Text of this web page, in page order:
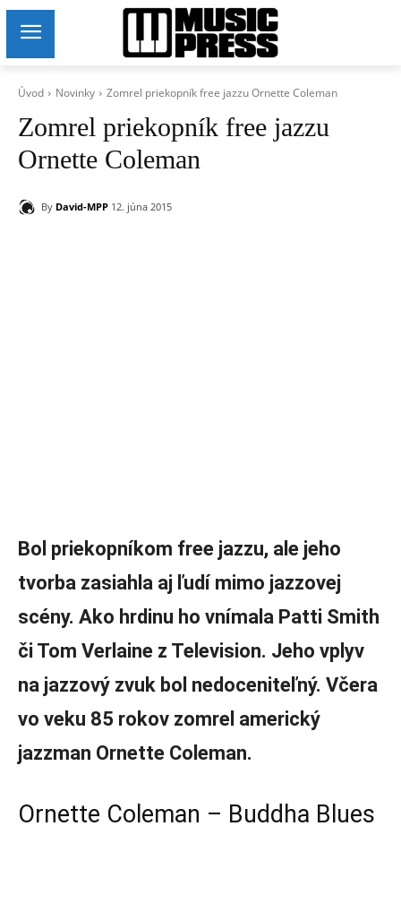
Úvod Novinky Zomrel priekopník free jazzu Ornette Coleman
Zomrel priekopník free jazzu
Ornette Coleman
By David-MPP 12. júna 2015
Bol priekopníkom free jazzu, ale jeho
tvorba zasiahla aj ľudí mimo jazzovej
scény. Ako hrdinu ho vnímala Patti Smith
či Tom Verlaine z Television. Jeho vplyv
na jazzový zvuk bol nedoceniteľný. Včera
vo veku 85 rokov zomrel americký
jazzman Ornette Coleman.
Ornette Coleman – Buddha Blues